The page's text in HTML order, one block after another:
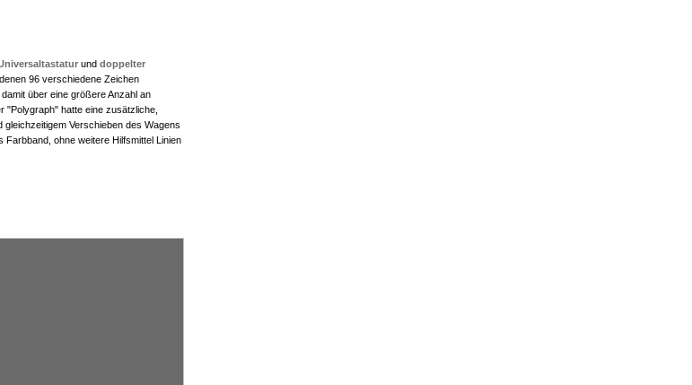
und doppelter
96 verschiedene Zeichen
über eine größere Anzahl an
"Polygraph" hatte eine zusätzliche,
Verschieben des Wagens
ohne weitere Hilfsmittel Linien